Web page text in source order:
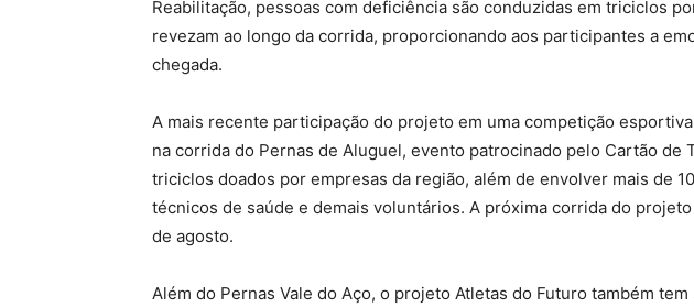
Reabilitação, pessoas com deficiência são conduzidas em triciclos
revezam ao longo da corrida, proporcionando aos participantes a
chegada.
A mais recente participação do projeto em uma competição
na corrida do Pernas de Aluguel, evento patrocinado pelo Cartão de
triciclos doados por empresas da região, além de envolver mais de
técnicos de saúde e demais voluntários. A próxima corrida do
de agosto.
Além do Pernas Vale do Aço, o projeto Atletas do Futuro também